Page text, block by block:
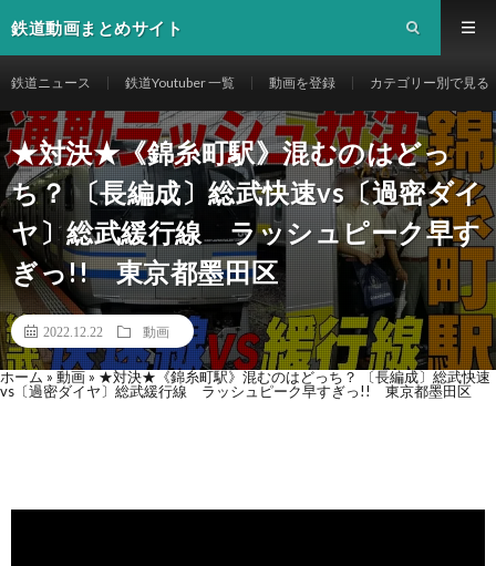
鉄道動画まとめサイト
鉄道ニュース 鉄道Youtuber 一覧 動画を登録 カテゴリー別で見る
★対決★《錦糸町駅》混むのはどっ
ち？ 〔長編成〕総武快速vs〔過密ダイ
ヤ〕総武緩行線 ラッシュピーク早す
ぎっ!! 東京都墨田区
2022.12.22 動画
ホーム » 動画 » ★対決★《錦糸町駅》混むのはどっち？ 〔長編成〕総武快速
vs〔過密ダイヤ〕総武緩行線 ラッシュピーク早すぎっ!! 東京都墨田区